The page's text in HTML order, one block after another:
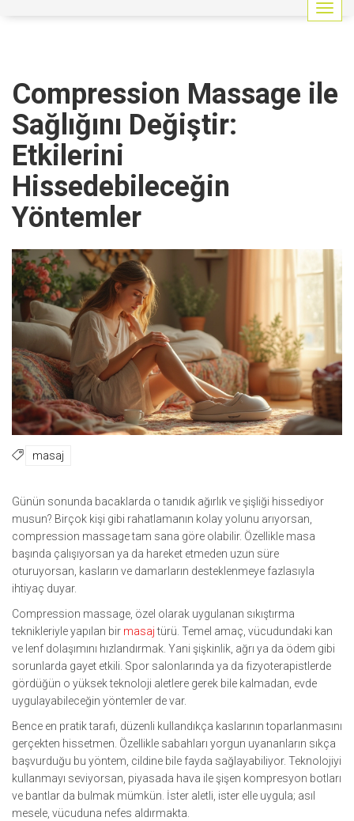
G
e
m
e
a
Compression Massage ile
Sağlığını Değiştir:
Etkilerini
Hissedebileceğin
Yöntemler
masaj
Günün sonunda bacaklarda o tanıdık ağırlık ve şişliği hissediyor
musun? Birçok kişi gibi rahatlamanın kolay yolunu arıyorsan,
compression massage tam sana göre olabilir. Özellikle masa
başında çalışıyorsan ya da hareket etmeden uzun süre
oturuyorsan, kasların ve damarların desteklenmeye fazlasıyla
ihtiyaç duyar.
Compression massage, özel olarak uygulanan sıkıştırma
teknikleriyle yapılan bir masajtürü. Temel amaç, vücudundaki kan
ve lenf dolaşımını hızlandırmak. Yani şişkinlik, ağrı ya da ödem gibi
sorunlarda gayet etkili. Spor salonlarında ya da fizyoterapistlerde
gördüğün o yüksek teknoloji aletlere gerek bile kalmadan, evde
uygulayabileceğin yöntemler de var.
Bence en pratik tarafı, düzenli kullandıkça kaslarının toparlanmasını
gerçekten hissetmen. Özellikle sabahları yorgun uyananların sıkça
başvurduğu bu yöntem, cildine bile fayda sağlayabiliyor. Teknolojiyi
kullanmayı seviyorsan, piyasada hava ile şişen kompresyon botları
ve bantlar da bulmak mümkün. İster aletli, ister elle uygula; asıl
mesele, vücuduna nefes aldırmakta.